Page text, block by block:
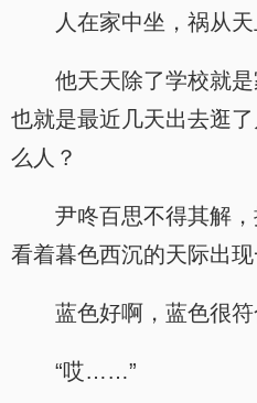
人在家中坐，祸从天
他天天除了学校就
也就是最近几天出去逛
么人？
尹咚百思不得其解
看着暮色西沉的天际出现
蓝色好啊，蓝色很符
“哎……”